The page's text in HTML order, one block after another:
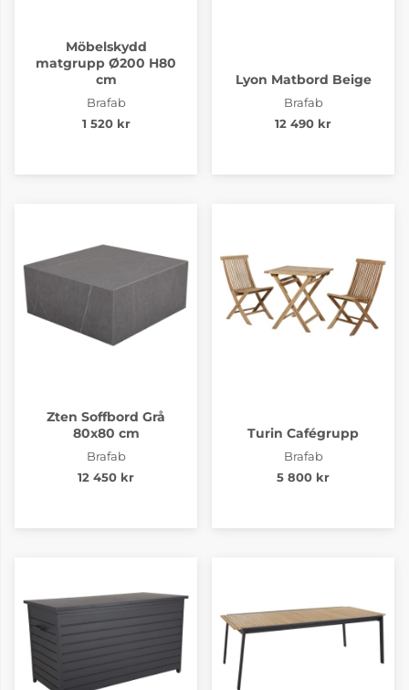
Möbelskydd
matgrupp Ø200 H80
cm
Brafab
1 520 kr
Lyon Matbord Beige
Brafab
12 490 kr
Zten Soffbord Grå
80x80 cm
Brafab
12 450 kr
Turin Cafégrupp
Brafab
5 800 kr